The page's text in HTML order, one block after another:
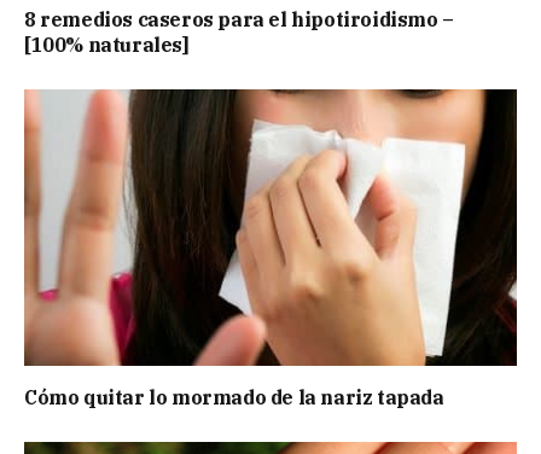
8 remedios caseros para el hipotiroidismo –
[100% naturales]
Cómo quitar lo mormado de la nariz tapada